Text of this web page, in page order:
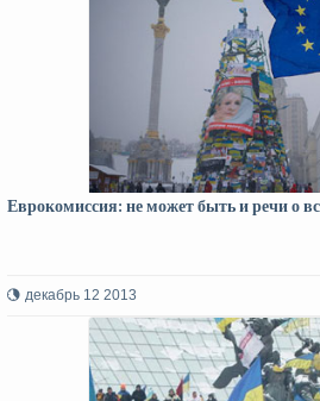
Еврокомиссия: не может быть и речи о
декабрь 12 2013